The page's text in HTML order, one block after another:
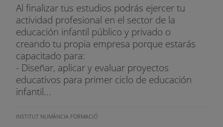
Al finalizar tus estudios podrás ejercer tu
actividad profesional en el sector de la
educación infantil público y privado o
creando tu propia empresa porque estarás
capacitado para:
- Diseñar, aplicar y evaluar proyectos
educativos para primer ciclo de educación
infantil...
INSTITUT NUMÀNCIA FORMACIÓ